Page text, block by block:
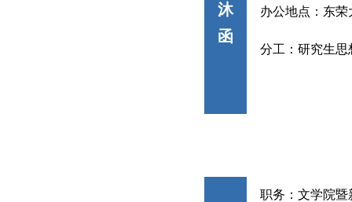
沐
函
办公地点：东荣
分工： 研究生思
职务 ：文学院